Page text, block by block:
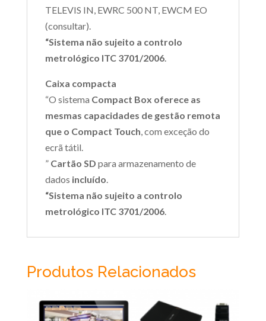
TELEVIS IN, EWRC 500 NT, EWCM EO
(consultar).
“Sistema não sujeito a controlo
metrológico ITC 3701/2006.
Caixa compacta
“O sistema Compact Box oferece as
mesmas capacidades de gestão remota
que o Compact Touch , com exceção do
ecrã tátil.
” Cartão SD para armazenamento de
dados incluído
“Sistema não sujeito a controlo
metrológico ITC 3701/2006.
Produtos Relacionados